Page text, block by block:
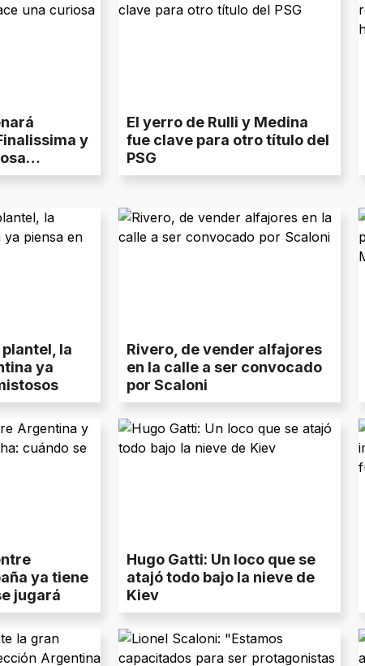
y
El yerro de Rulli y Medina
fue clave para otro título del
PSG
plantel, la
ya
Rivero, de vender alfajores
en la calle a ser convocado
por Scaloni
ya tiene
jugará
Hugo Gatti: Un loco que se
atajó todo bajo la nieve de
Kiev